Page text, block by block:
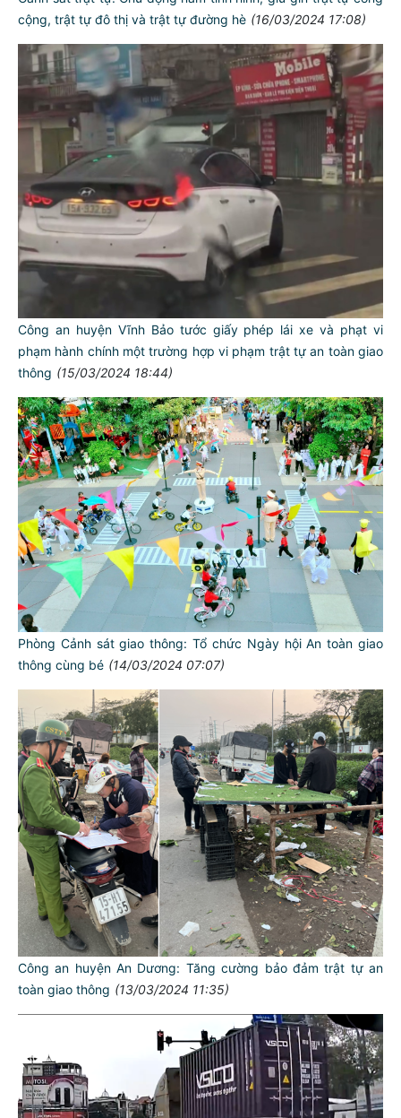
cộng, trật tự đô thị và trật tự đường hè (16/03/2024 17:08)
Công an huyện Vĩnh Bảo tước giấy phép lái xe và phạt vi
phạm hành chính một trường hợp vi phạm trật tự an toàn giao
thông (15/03/2024 18:44)
Phòng Cảnh sát giao thông: Tổ chức Ngày hội An toàn giao
thông cùng bé (14/03/2024 07:07)
Công an huyện An Dương: Tăng cường bảo đảm trật tự an
toàn giao thông (13/03/2024 11:35)